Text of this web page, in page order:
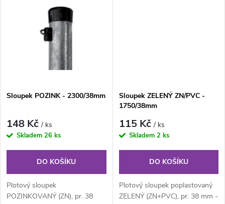
Sloupek POZINK - 2300/38mm
148 Kč/ ks
Skladem 26 ks
DO KOŠÍKU
Plotový sloupek
POZINKOVANÝ (ZN), pr. 38
Sloupek ZELENÝ ZN/PVC -
1750/38mm
115 Kč/ ks
Skladem 2 ks
DO KOŠÍKU
Plotový sloupek poplastovaný
ZELENÝ (ZN+PVC), pr. 38 mm -